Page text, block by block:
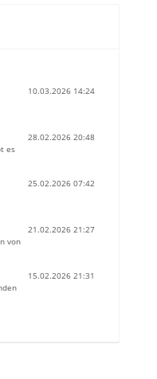
10.03.2026 14:24
28.02.2026 20:48
es
25.02.2026 07:42
21.02.2026 21:27
von
15.02.2026 21:31